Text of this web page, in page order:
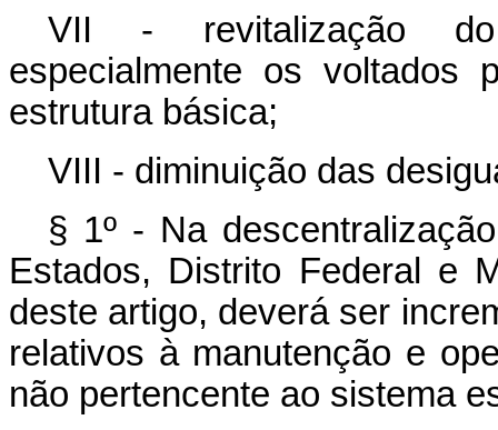
VII - revitalização do
especialmente os
estrutura básica;
VIII - diminuição das
§ 1º - Na
Estados, Distrito Federal e
deste artigo, deverá ser
relativos à manutenção e
não pertencente ao sistema